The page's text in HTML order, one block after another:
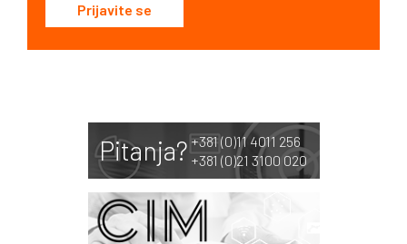
Pitanja? +381 (0)11 4011 256
+381 (0)21 3100 020
Prijavite se